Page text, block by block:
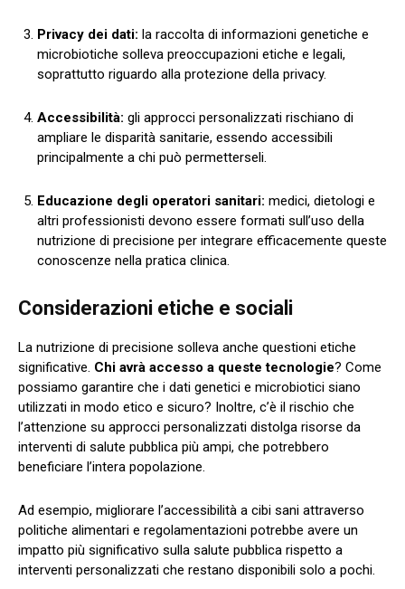
Privacy dei dati: la raccolta di informazioni genetiche e
microbiotiche solleva preoccupazioni etiche e legali,
soprattutto riguardo alla protezione della privacy.
Accessibilità: gli approcci personalizzati rischiano di
ampliare le disparità sanitarie, essendo accessibili
principalmente a chi può permetterseli.
Educazione degli operatori sanitari: medici, dietologi e
altri professionisti devono essere formati sull’uso della
nutrizione di precisione per integrare efficacemente queste
conoscenze nella pratica clinica.
Considerazioni etiche e sociali
La nutrizione di precisione solleva anche questioni etiche
significative. Chi avrà accesso a queste tecnologie? Come
possiamo garantire che i dati genetici e microbiotici siano
utilizzati in modo etico e sicuro? Inoltre, c’è il rischio che
l’attenzione su approcci personalizzati distolga risorse da
interventi di salute pubblica più ampi, che potrebbero
beneficiare l’intera popolazione.
Ad esempio, migliorare l’accessibilità a cibi sani attraverso
politiche alimentari e regolamentazioni potrebbe avere un
impatto più significativo sulla salute pubblica rispetto a
interventi personalizzati che restano disponibili solo a pochi.